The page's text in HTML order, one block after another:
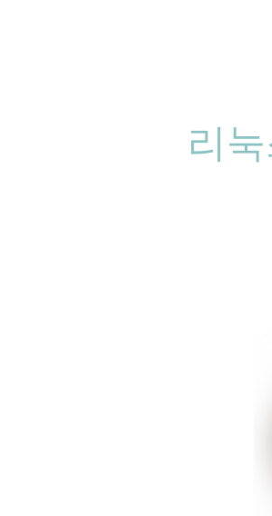
리